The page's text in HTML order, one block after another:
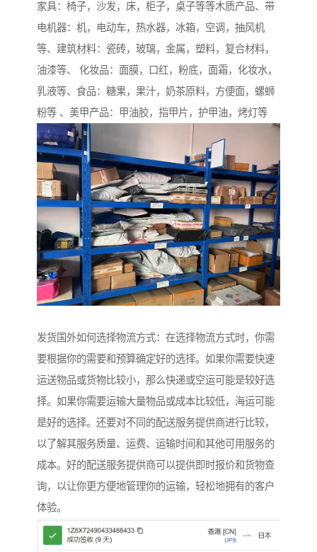
家具：椅子，沙发，床，柜子，桌子等等木质产品、带
电机器：机，电动车，热水器，冰箱，空调，抽风机
等、建筑材料：瓷砖，玻璃，金属，塑料，复合材料，
油漆等、 化妆品：面膜，口红，粉底，面霜，化妆水，
乳液等、食品：糖果，果汁，奶茶原料，方便面，螺蛳
粉等 、美甲产品：甲油胶，指甲片，护甲油，烤灯等
发货国外如何选择物流方式：在选择物流方式时，你需
要根据你的需要和预算确定好的选择。如果你需要快速
运送物品或货物比较小，那么快递或空运可能是较好选
择。如果你需要运输大量物品或成本比较低，海运可能
是好的选择。还要对不同的配送服务提供商进行比较，
以了解其服务质量、运费、运输时间和其他可用服务的
成本。好的配送服务提供商可以提供即时报价和货物查
询，以让你更方便地管理你的运输，轻松地拥有的客户
体验。